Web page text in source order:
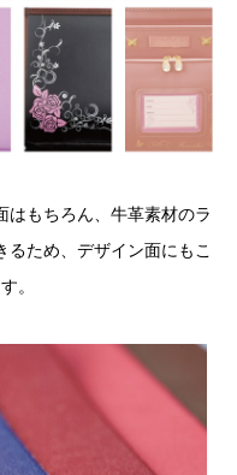
はもちろん、牛革素材のラ
るため、デザイン面にもこ
。